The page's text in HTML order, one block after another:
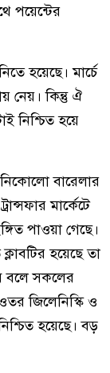
পয়েন্টের
হয়েছে। মার্চে
নেয়। কিন্তু ঐ
নিশ্চিত হয়ে
নিকোলো বারেলার
মার্কেটে
পাওয়া গেছে।
হয়েছে তা
বলে সকলের
জিলেনিস্কি ও
হয়েছে। বড়